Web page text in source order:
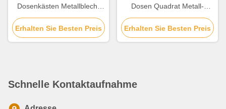
Dosenkästen Metallblech-
Schokoladen-
Dosenkästchen
Erhalten Sie Besten Preis
Dosen Quadrat Metall-
Cookie-Dosen mit leicht zu
öffnenden Deckel
Erhalten Sie Besten Preis
Schnelle Kontaktaufnahme